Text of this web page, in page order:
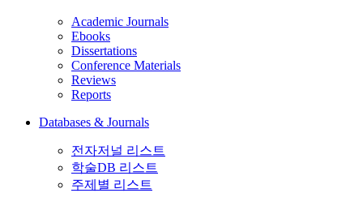
Academic Journals
Ebooks
Dissertations
Conference Materials
Reviews
Reports
Databases & Journals
전자저널 리스트
학술DB 리스트
주제별 리스트